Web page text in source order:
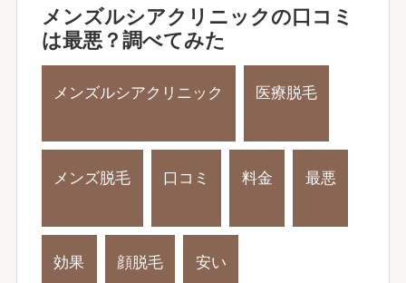
メンズルシアクリニックの口コミ
は最悪？調べてみた
メンズルシアクリニック 医療脱毛
メンズ脱毛 口コミ 料金 最悪
効果 顔脱毛 安い